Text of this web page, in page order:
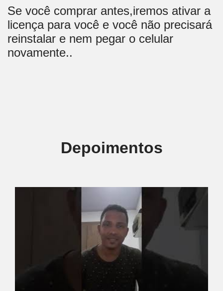
Se você comprar antes,iremos ativar a
licença para você e você não precisará
reinstalar e nem pegar o celular
novamente..
Depoimentos